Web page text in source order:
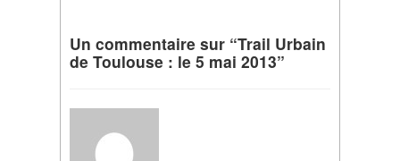
Un commentaire sur “Trail Urbain
de Toulouse : le 5 mai 2013”